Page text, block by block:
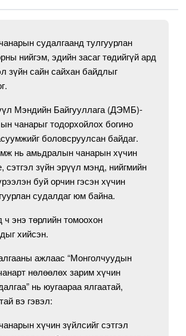
судалгаанд тулгуурлан
нийгэм, эдийн засаг төдийгүй ард
зүйн сайн сайхан байдлыг
Мэндийн Байгууллага (ДЭМБ)-
чанарыг тодорхойлох богино
боловсруулсан байдаг.
нь амьдралын чанарын хүчин
сэтгэл зүйн эрүүл мэнд, нийгмийн
буй орчин гэсэн хүчин
судалдаг юм байна.
энэ төрлийн томоохон
хийсэн.
ажлаас “Монголчуудын
нөлөөлөх зарим хүчин
нь юугаараа ялгаатай,
вэ гэвэл:
хүчин зүйлсийг сэтгэл